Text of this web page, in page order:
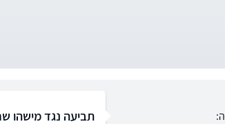
תביעה נגד מישהו